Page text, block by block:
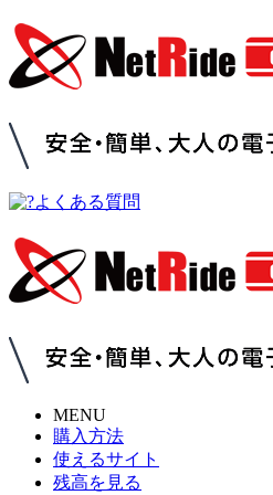
よくある質問
MENU
購入方法
使えるサイト
残高を見る